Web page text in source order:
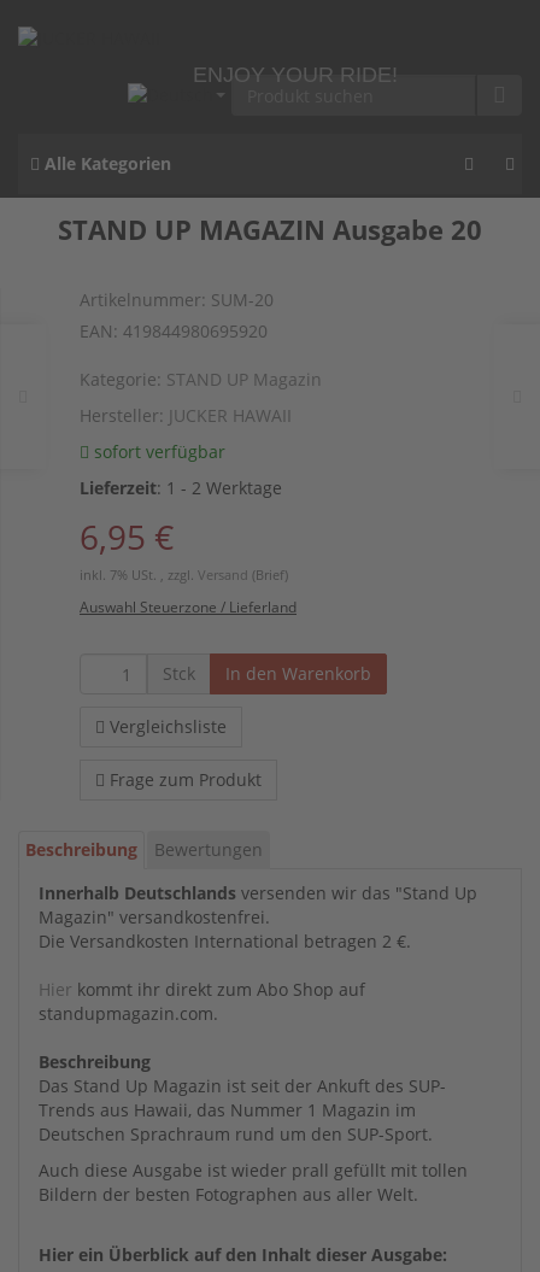
ENJOY YOUR RIDE!
Alle Kategorien
STAND UP MAGAZIN Ausgabe 20
Artikelnummer: SUM-20
EAN: 419844980695920
Kategorie: STAND UP Magazin
Hersteller: JUCKER HAWAII
sofort verfügbar
Lieferzeit: 1 - 2 Werktage
6,95 €
inkl. 7% USt. , zzgl. Versand (Brief)
Auswahl Steuerzone / Lieferland
Stck In den Warenkorb
Vergleichsliste
Frage zum Produkt
Beschreibung
Bewertungen
Innerhalb Deutschlands versenden wir das "Stand Up
Magazin" versandkostenfrei.
Die Versandkosten International betragen 2 €.
Hier kommt ihr direkt zum Abo Shop auf
standupmagazin.com.
Beschreibung
Das Stand Up Magazin ist seit der Ankuft des SUP-
Trends aus Hawaii, das Nummer 1 Magazin im
Deutschen Sprachraum rund um den SUP-Sport.
Auch diese Ausgabe ist wieder prall gefüllt mit tollen
Bildern der besten Fotographen aus aller Welt.
Hier ein Überblick auf den Inhalt dieser Ausgabe: